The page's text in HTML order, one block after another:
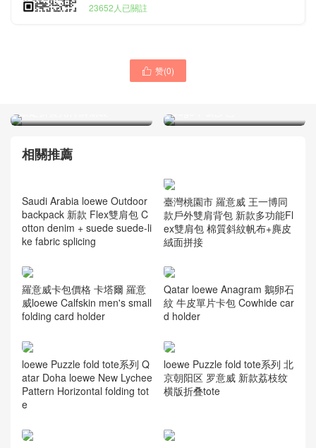
23652人已關註
 赞(0)
羅意威minipuzzle開箱 羅馬
相關推薦
Saudi Arabia loewe Outdoor
backpack 新款 Flex雙肩包 C
otton denim + suede suede-li
ke fabric splicing
臺灣桃園市 羅意威 王一博同
款戶外雙肩背包 新款多功能Fl
ex雙肩包 棉質斜紋帆布+麂皮
絨面拼接
羅意威卡包價格 卡塔爾 羅意
威loewe Calfskin men's small
folding card holder
Qatar loewe Anagram 鵝卵石
紋 牛皮單片卡包 Cowhide car
d holder
loewe Puzzle fold tote系列 Q
atar Doha loewe New Lychee
Pattern Horizontal folding tot
e
loewe Puzzle fold tote系列 北
京朝阳区 罗意威 新款荔枝纹
横版折叠tote